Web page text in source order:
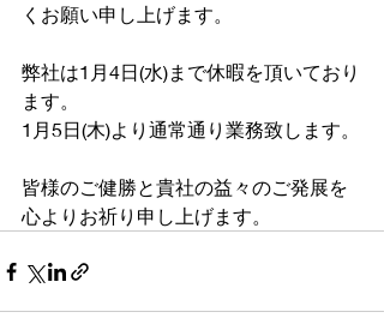
くお願い申し上げます。
弊社は1月4日(水)まで休暇を頂いており
ます。
1月5日(木)より通常通り業務致します。
皆様のご健勝と貴社の益々のご発展を
心よりお祈り申し上げます。